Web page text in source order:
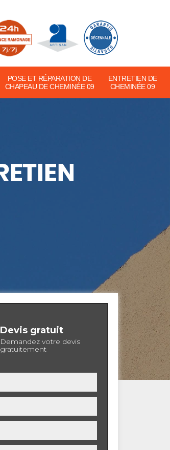
POSE ET RÉPARATION DE
CHAPEAU DE CHEMINÉE 09
ENTRETIEN DE
CHEMINÉE 09
Devis gratuit
Demandez votre devis
gratuitement